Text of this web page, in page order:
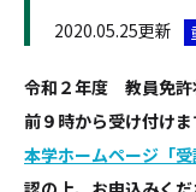
2020.05.25更新
令和２年度 教員免許
前９時から受け付けま
本学ホームページ「受